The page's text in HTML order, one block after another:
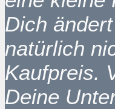
Dich
natürlich
Kaufpreis.
Deine